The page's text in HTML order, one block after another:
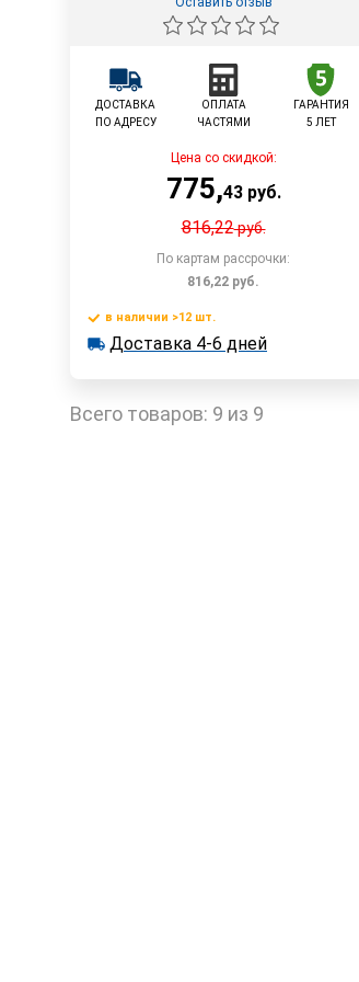
ДОСТАВКА
ПО АДРЕСУ
ОПЛАТА
ЧАСТЯМИ
ГАРАНТИЯ
5 ЛЕТ
Цена со скидкой:
775,43руб.
816,22руб.
По картам рассрочки:
816,22 руб.
В корзину
Быстрый заказ
в наличии >12 шт.
в наличии >12 шт.
Доставка 4-6 дней
Всего товаров: 9 из 9